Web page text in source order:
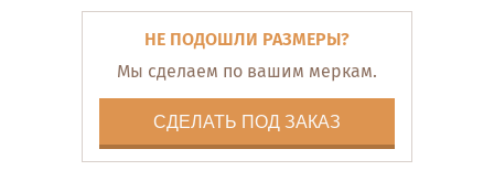
НЕ ПОДОШЛИ РАЗМЕРЫ?
Мы сделаем по вашим меркам.
СДЕЛАТЬ ПОД ЗАКАЗ